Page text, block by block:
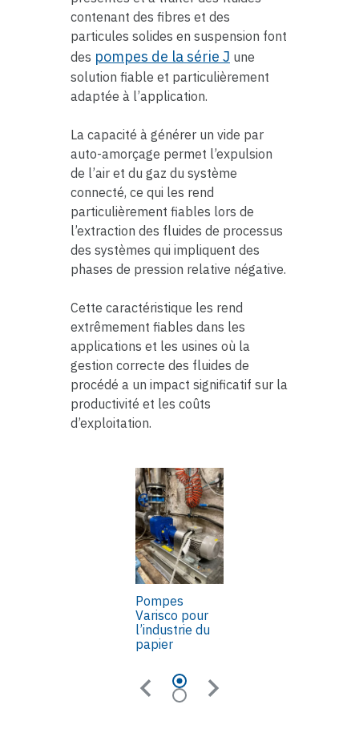
contenant des fibres et des
particules solides en suspension font
des pompes de la série J une
solution fiable et particulièrement
adaptée à l’application.
La capacité à générer un vide par
auto-amorçage permet l’expulsion
de l’air et du gaz du système
connecté, ce qui les rend
particulièrement fiables lors de
l’extraction des fluides de processus
des systèmes qui impliquent des
phases de pression relative négative.
Cette caractéristique les rend
extrêmement fiables dans les
applications et les usines où la
gestion correcte des fluides de
procédé a un impact significatif sur la
productivité et les coûts
d’exploitation.
Pompes
Varisco pour
l’industrie du
papier